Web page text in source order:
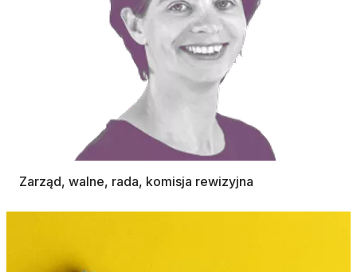
Zarząd, walne, rada, komisja rewizyjna